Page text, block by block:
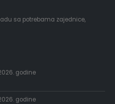
sa potrebama zajednice,
godine
godine